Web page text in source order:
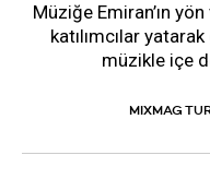
Müziğe Emiran’ın
katılımcılar
müzikle içe
MIXMAG